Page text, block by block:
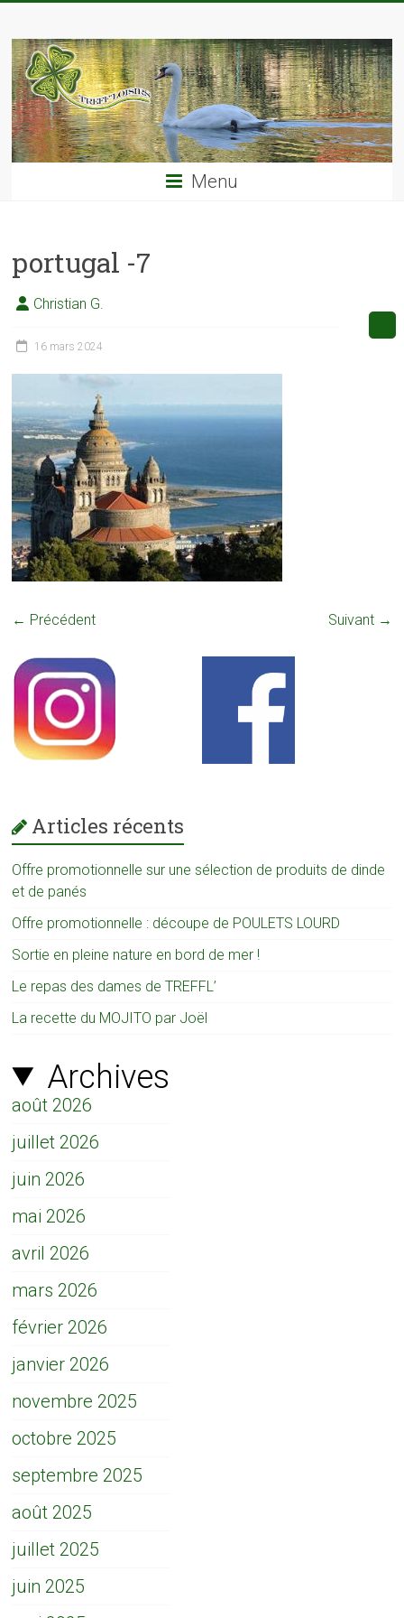
content
TREFF'LOISIRS
Menu
portugal -7
Christian G.
16 mars 2024
← Précédent Suivant →
Articles récents
Offre promotionnelle sur une sélection de produits de dinde
et de panés
Offre promotionnelle : découpe de POULETS LOURD
Sortie en pleine nature en bord de mer !
Le repas des dames de TREFFL’
La recette du MOJITO par Joël
Archives
août 2026
juillet 2026
juin 2026
mai 2026
avril 2026
mars 2026
février 2026
janvier 2026
novembre 2025
octobre 2025
septembre 2025
août 2025
juillet 2025
juin 2025